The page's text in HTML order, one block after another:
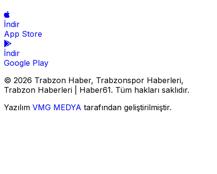
İndir
App Store
İndir
Google Play
© 2026 Trabzon Haber, Trabzonspor Haberleri,
Trabzon Haberleri | Haber61. Tüm hakları saklıdır.
Yazılım VMG MEDYA tarafından geliştirilmiştir.